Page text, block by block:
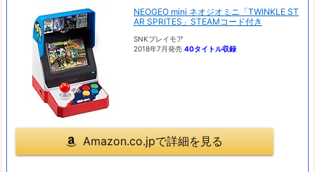
NEOGEO mini ネオジオミニ「TWINKLE ST
AR SPRITES」STEAMコード付き
SNKプレイモア
2018年7月発売 40タイトル収録
Amazon.co.jpで詳細を見る